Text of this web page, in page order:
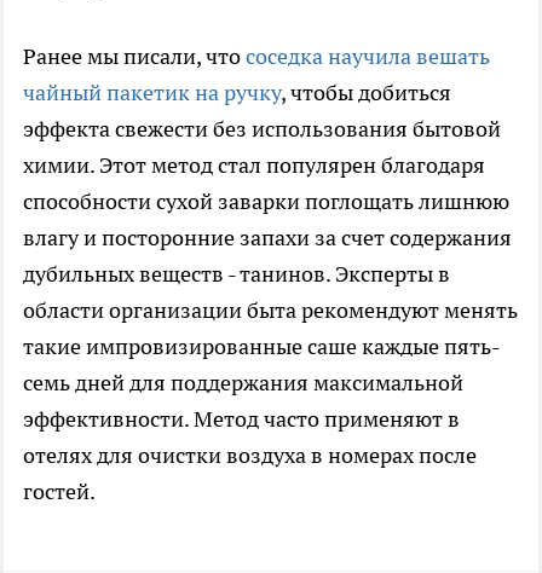
Ранее мы писали, чтососедка научила вешать
чайный пакетик на ручку, чтобы добиться
эффекта свежести без использования бытовой
химии. Этот метод стал популярен благодаря
способности сухой заварки поглощать лишнюю
влагу и посторонние запахи за счет содержания
дубильных веществ - танинов. Эксперты в
области организации быта рекомендуют менять
такие импровизированные саше каждые пять-
семь дней для поддержания максимальной
эффективности. Метод часто применяют в
отелях для очистки воздуха в номерах после
гостей.